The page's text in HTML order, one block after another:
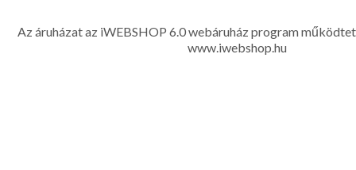
Az áruházat az iWEBSHOP 6.0 webáruház program
www.iwebshop.hu